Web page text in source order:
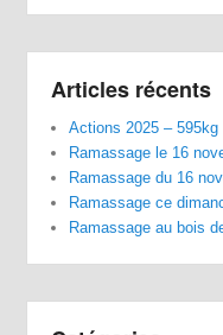
Articles récents
Actions 2025 – 595kg
Ramassage le 16
Ramassage du 16
Ramassage ce
Ramassage au bois